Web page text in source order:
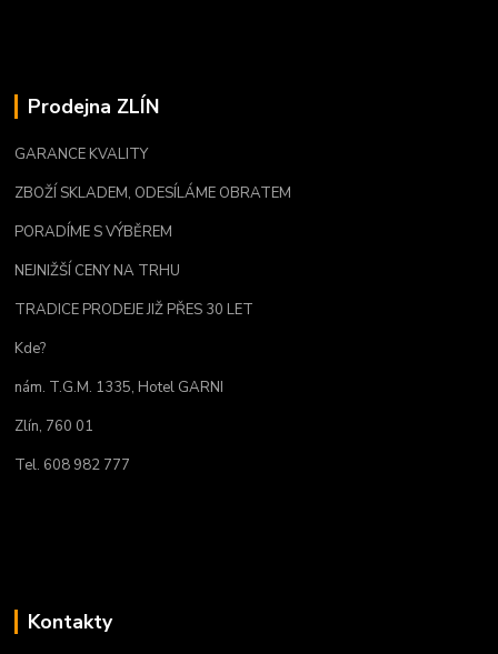
Prodejna ZLÍN
GARANCE KVALITY
ZBOŽÍ SKLADEM, ODESÍLÁME OBRATEM
PORADÍME S VÝBĚREM
NEJNIŽŠÍ CENY NA TRHU
TRADICE PRODEJE JIŽ PŘES 30 LET
Kde?
nám. T.G.M. 1335, Hotel GARNI
Zlín, 760 01
Tel. 608 982 777
Kontakty